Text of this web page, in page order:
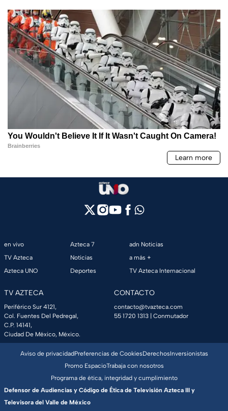
en vivo
TV Azteca
Azteca UNO
Azteca 7
Noticias
Deportes
adn Noticias
a más +
TV Azteca Internacional
TV AZTECA
Periférico Sur 4121,
Col. Fuentes Del Pedregal,
C.P. 14141,
Ciudad De México, México.
CONTACTO
contacto@tvazteca.com
55 1720 1313 | Conmutador
Aviso de privacidadPreferencias de CookiesDerechosInversionistas
Promo EspacioTrabaja con nosotros
Programa de ética, integridad y cumplimiento
Defensor de Audiencias y Código de Ética de Televisión Azteca III y
Televisora del Valle de México